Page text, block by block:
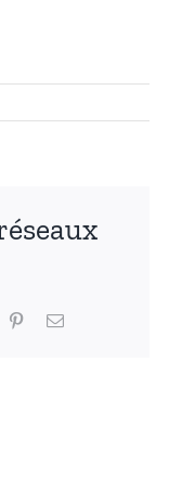
PinterestEmail